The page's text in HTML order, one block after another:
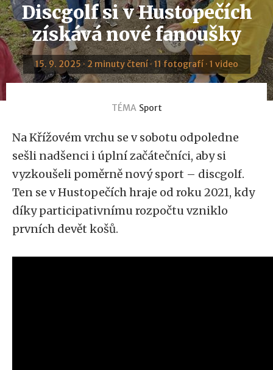
Discgolf si v Hustopečích
získává nové fanoušky
15. 9. 2025 · 2 minuty čtení · 11 fotografí · 1 video
TÉMA Sport
Na Křížovém vrchu se v sobotu odpoledne
sešli nadšenci i úplní začátečníci, aby si
vyzkoušeli poměrně nový sport – discgolf.
Ten se v Hustopečích hraje od roku 2021, kdy
díky participativnímu rozpočtu vzniklo
prvních devět košů.